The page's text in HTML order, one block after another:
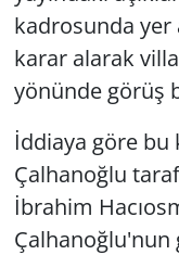
kadrosunda
karar alarak
yönünde görüş
İddiaya göre bu
Çalhanoğlu
İbrahim
Çalhanoğlu'nun